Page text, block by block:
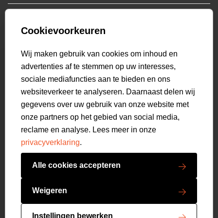
Colberts
Hoodies
Polo's
T-shirts
Overshirts
Overhemden
Sweatpants
Broeken
Short sweatpants
Shorts
Schoenen
Swimwear
Accessoires
Who we are
Genti X PSV
Bestellen & Betalen
Retourneren
Veelgestelde vragen
Mijn Account
beoordelingen
Privacy verklaring
Cookievoorkeuren
Wij maken gebruik van cookies om inhoud en
advertenties af te stemmen op uw interesses,
sociale mediafuncties aan te bieden en ons
websiteverkeer te analyseren. Daarnaast delen wij
gegevens over uw gebruik van onze website met
onze partners op het gebied van social media,
reclame en analyse. Lees meer in onze
privacyverklaring.
Alle cookies accepteren
Weigeren
Instellingen bewerken